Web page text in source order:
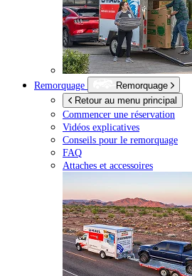
Remorquage
Remorquage
Retour au menu principal
Commencer une réservation
Vidéos explicatives
Conseils pour le remorquage
FAQ
Attaches et accessoires